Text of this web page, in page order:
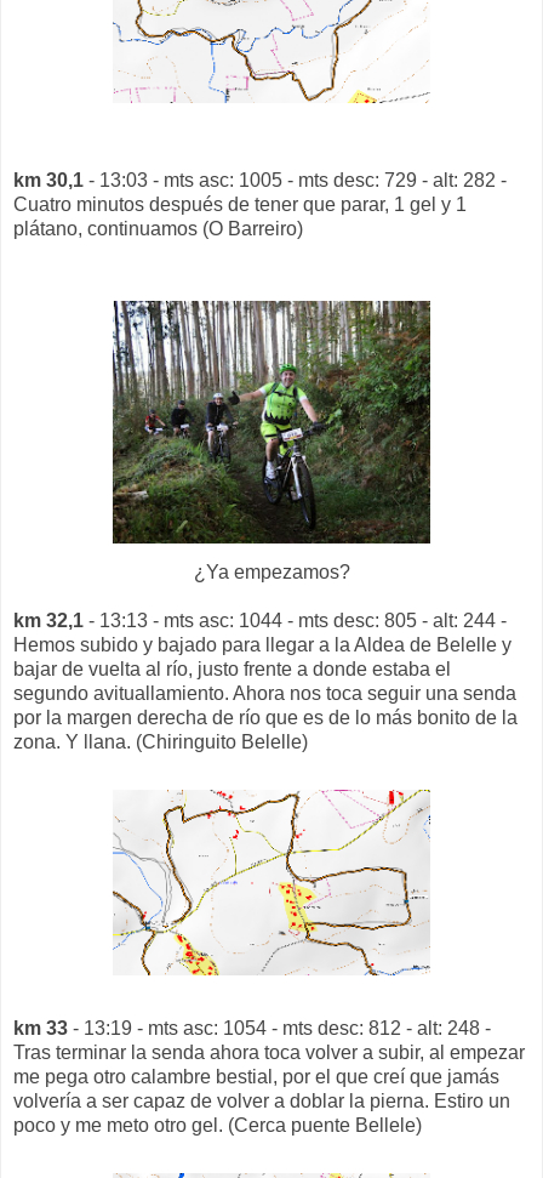
km 30,1 - 13:03 - mts asc: 1005 - mts desc: 729 - alt: 282 -
Cuatro minutos después de tener que parar, 1 gel y 1
plátano, continuamos (O Barreiro)
¿Ya empezamos?
km 32,1 - 13:13 - mts asc: 1044 - mts desc: 805 - alt: 244 -
Hemos subido y bajado para llegar a la Aldea de Belelle y
bajar de vuelta al río, justo frente a donde estaba el
segundo avituallamiento. Ahora nos toca seguir una senda
por la margen derecha de río que es de lo más bonito de la
zona. Y llana. (Chiringuito Belelle)
km 33 - 13:19 - mts asc: 1054 - mts desc: 812 - alt: 248 -
Tras terminar la senda ahora toca volver a subir, al empezar
me pega otro calambre bestial, por el que creí que jamás
volvería a ser capaz de volver a doblar la pierna. Estiro un
poco y me meto otro gel. (Cerca puente Bellele)